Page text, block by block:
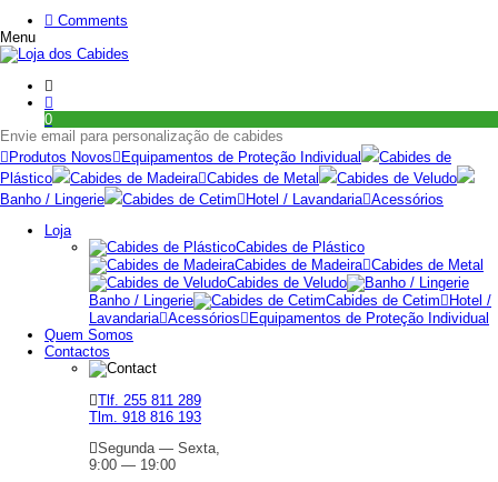
Comments
Menu
0
Envie email para personalização de cabides
Produtos Novos
Equipamentos de Proteção Individual
Cabides de
Plástico
Cabides de Madeira Cabides de Metal
Cabides de Veludo
Banho / Lingerie
Cabides de Cetim Hotel / Lavandaria Acessórios
Loja
Cabides de Plástico
Cabides de Madeira Cabides de Metal
Cabides de Veludo
Banho / Lingerie
Cabides de Cetim
Hotel /
Lavandaria Acessórios
Equipamentos de Proteção Individual
Quem Somos
Contactos
Tlf. 255 811 289
Tlm. 918 816 193
Segunda — Sexta,
9:00 — 19:00